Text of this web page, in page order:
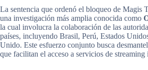
La sentencia que ordenó el bloqueo de Magis
una investigación más amplia conocida como
la cual involucra la colaboración de las
países, incluyendo Brasil, Perú, Estados
Unido. Este esfuerzo conjunto busca
que facilitan el acceso a servicios de streaming